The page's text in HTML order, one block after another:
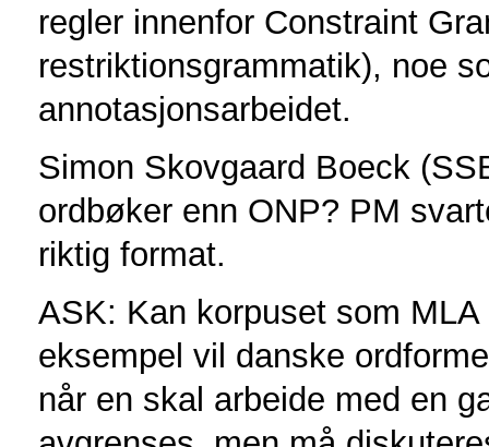
regler innenfor Constraint
restriktionsgrammatik), noe
annotasjonsarbeidet.
Simon Skovgaard Boeck
ordbøker enn ONP? PM
riktig format.
ASK: Kan korpuset som
eksempel vil danske
når en skal arbeide med en